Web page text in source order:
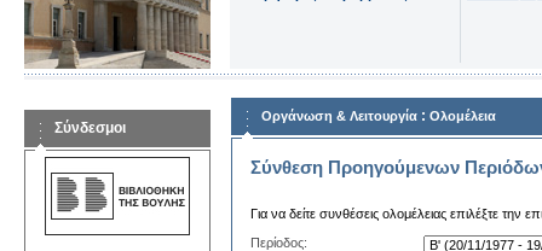
Σύνδεσμοι
Οργάνωση & Λειτουργία : Ολομέλεια
Σύνθεση Προηγούμενων
Για να δείτε συνθέσεις ολομέλειας επιλέξτε την
Περίοδος: